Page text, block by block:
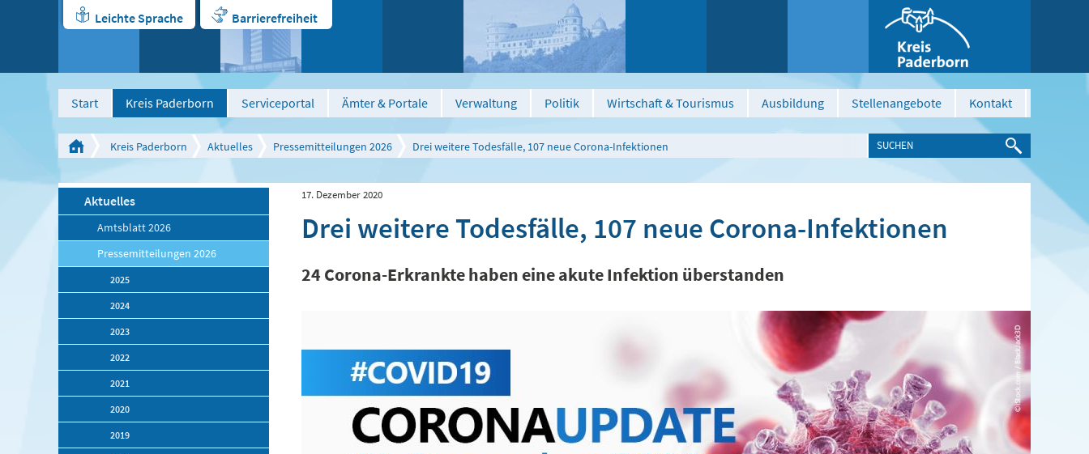
Leichte Sprache Barrierefreiheit
Start Kreis Paderborn Serviceportal Ämter & Portale Verwaltung Politik Wirtschaft & Tourismus Ausbildung Stellenangebote Kontakt
Kreis Paderborn Aktuelles Pressemitteilungen 2026 Drei weitere Todesfälle, 107 neue Corona-Infektionen
Aktuelles
Amtsblatt 2026
Pressemitteilungen 2026
2025
2024
2023
2022
2021
2020
2019
17. Dezember 2020
Drei weitere Todesfälle, 107 neue Corona-Infektionen
24 Corona-Erkrankte haben eine akute Infektion überstanden